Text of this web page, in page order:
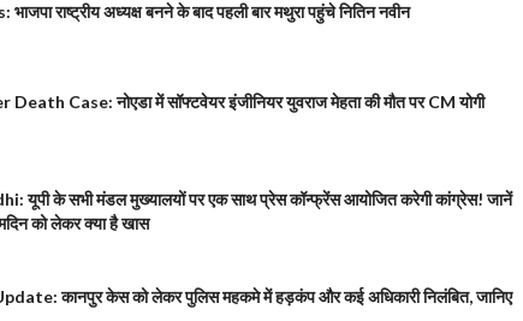
राष्ट्रीय अध्यक्ष बनने के बाद पहली बार मथुरा पहुंचे नितिन नवीन
Case: नोएडा में सॉफ्टवेयर इंजीनियर युवराज मेहता की मौत पर CM योगी
यूपी के सभी मंडल मुख्यालयों पर एक साथ प्रेस कॉन्फ्रेंस आयोजित करेगी कांग्रेस! जानें
को लेकर क्या है खास
कानपुर केस को लेकर पुलिस महकमे में हड़कंप और कई अधिकारी निलंबित, जानिए